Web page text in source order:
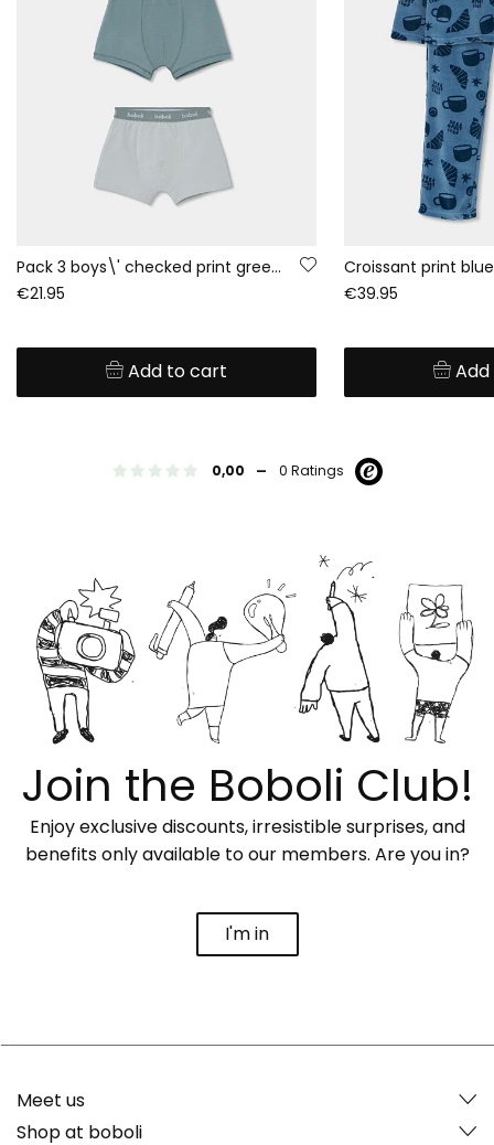
Pack 3 boys\' checked print green boxers
€21.95
Add to cart
Croissant print
€39.95
0,00 - 0 Ratings
Join the Boboli Club!
Enjoy exclusive discounts, irresistible surprises, and
benefits only available to our members. Are you in?
I'm in
Meet us
Shop at boboli